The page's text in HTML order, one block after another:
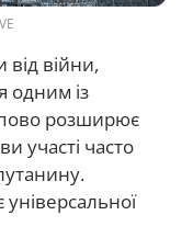
від війни,
одним із
розширює
участі часто